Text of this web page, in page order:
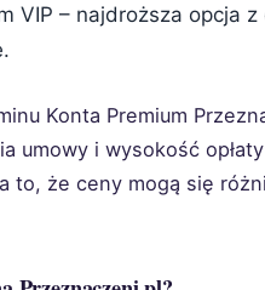
VIP – najdroższa opcja
Konta Premium
umowy i wysokość
to, że ceny mogą się